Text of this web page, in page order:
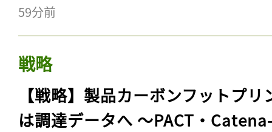
59分前
戦略
【戦略】製品カーボンフットプリ
は調達データへ 〜PACT・